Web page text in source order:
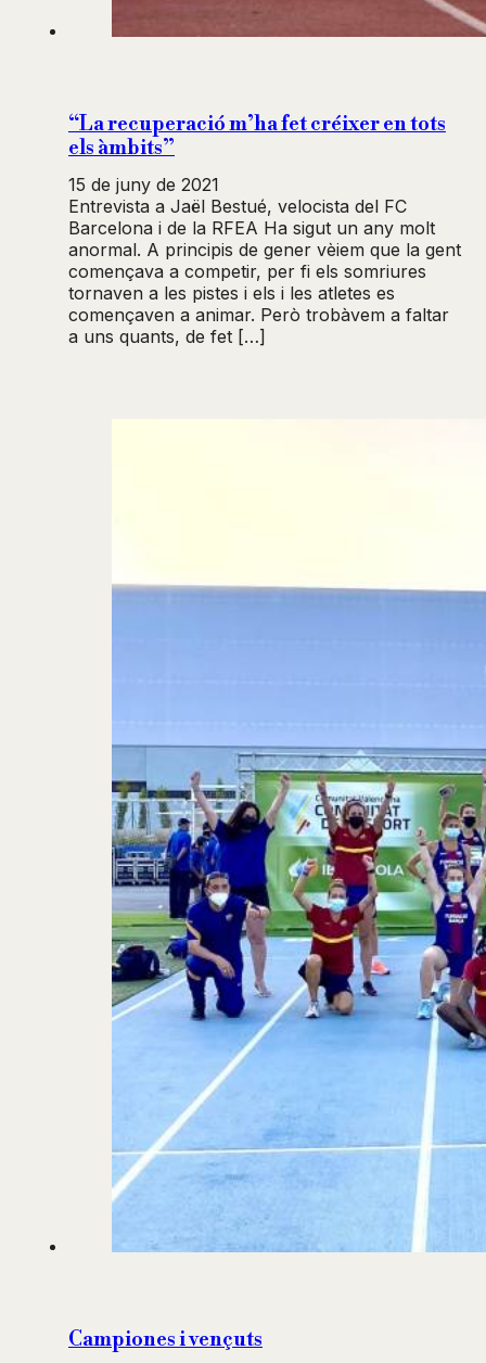
“La recuperació m’ha fet créixer en tots
els àmbits”
15 de juny de 2021
Entrevista a Jaël Bestué, velocista del FC
Barcelona i de la RFEA Ha sigut un any molt
anormal. A principis de gener vèiem que la gent
començava a competir, per fi els somriures
tornaven a les pistes i els i les atletes es
començaven a animar. Però trobàvem a faltar
a uns quants, de fet […]
Campiones i vençuts